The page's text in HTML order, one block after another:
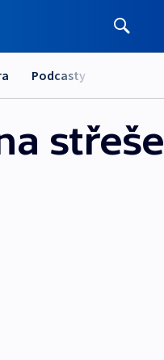
Podcasty
střeše